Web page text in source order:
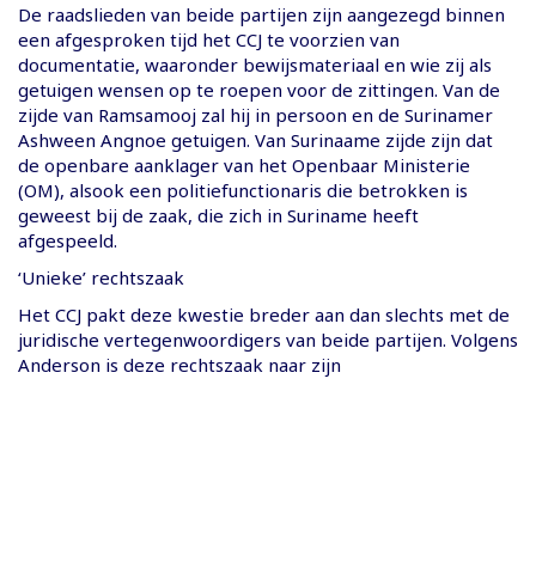
De raadslieden van beide partijen zijn aangezegd binnen
een afgesproken tijd het CCJ te voorzien van
documentatie, waaronder bewijsmateriaal en wie zij als
getuigen wensen op te roepen voor de zittingen. Van de
zijde van Ramsamooj zal hij in persoon en de Surinamer
Ashween Angnoe getuigen. Van Surinaame zijde zijn dat
de openbare aanklager van het Openbaar Ministerie
(OM), alsook een politiefunctionaris die betrokken is
geweest bij de zaak, die zich in Suriname heeft
afgespeeld.
‘Unieke’ rechtszaak
Het CCJ pakt deze kwestie breder aan dan slechts met de
juridische vertegenwoordigers van beide partijen. Volgens
Anderson is deze rechtszaak naar zijn